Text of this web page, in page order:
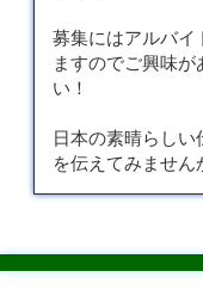
募集にはアルバイ
ますのでご興味
い！
日本の素晴らし
を伝えてみません